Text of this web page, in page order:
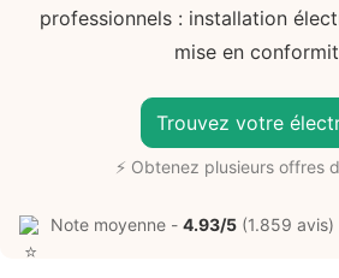
professionnels : installation
mise en
Trouvez votre
⚡ Obtenez plusieurs offres
Note moyenne - 4.93/5 (1.859 avis)